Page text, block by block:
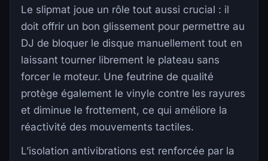
Le slipmat joue un rôle tout aussi crucial : il
doit offrir un bon glissement pour permettre au
DJ de bloquer le disque manuellement tout en
laissant tourner librement le plateau sans
forcer le moteur. Une feutrine de qualité
protège également le vinyle contre les rayures
et diminue le frottement, ce qui améliore la
réactivité des mouvements tactiles.
L’isolation antivibrations est renforcée par la